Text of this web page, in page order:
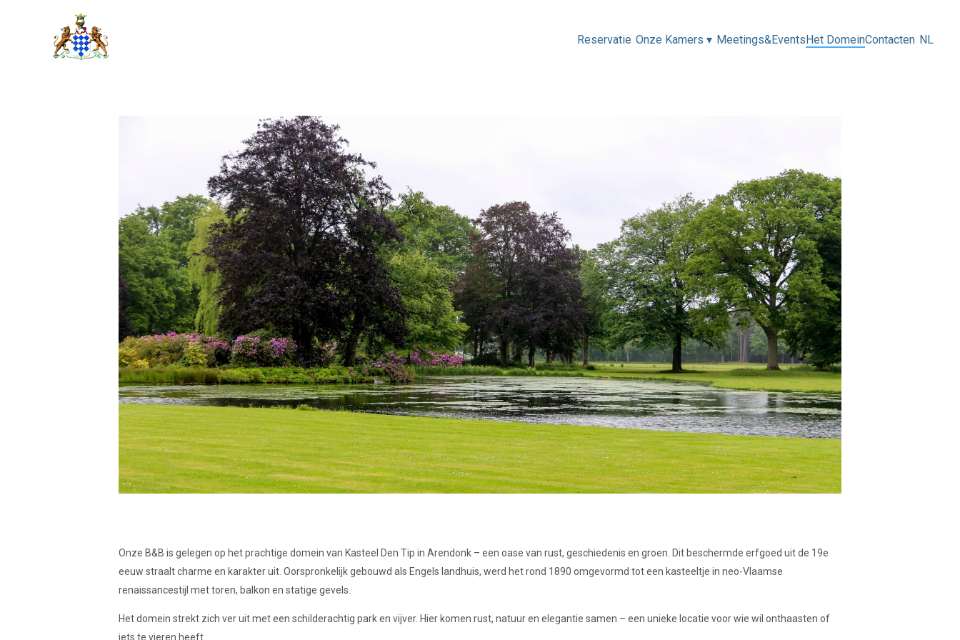
Reservatie Onze Kamers ▾ Meetings&Events Het DomeinContacten NL
Onze B&B is gelegen op het prachtige domein van Kasteel Den Tip in Arendonk – een oase van rust, geschiedenis en groen. Dit beschermde erfgoed uit de 19e
eeuw straalt charme en karakter uit. Oorspronkelijk gebouwd als Engels landhuis, werd het rond 1890 omgevormd tot een kasteeltje in neo-Vlaamse
renaissancestijl met toren, balkon en statige gevels.
Het domein strekt zich ver uit met een schilderachtig park en vijver. Hier komen rust, natuur en elegantie samen – een unieke locatie voor wie wil onthaasten of
iets te vieren heeft.